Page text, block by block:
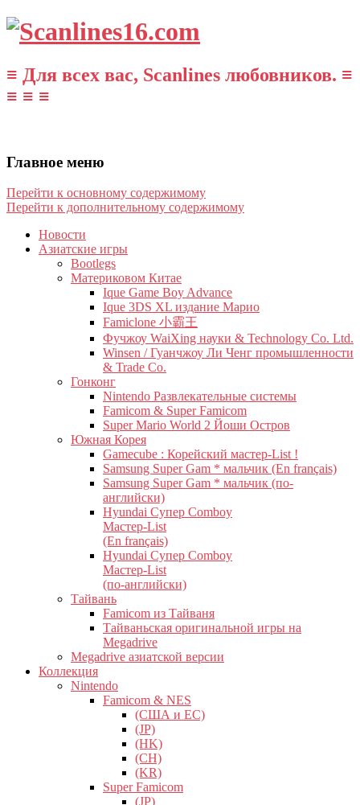
≡ Для всех вас, Scanlines любовников. ≡
≡ ≡ ≡
Главное меню
Перейти к основному содержимому
Перейти к дополнительному содержимому
Новости
Азиатские игры
Bootlegs
Материковом Китае
Ique Game Boy Advance
Ique 3DS XL издание Марио
Famiclone 小霸王
Фучжоу WaiXing науки & Technology Co. Ltd.
Winsen / Гуанчжоу Ли Ченг промышленности
& Trade Co.
Гонконг
Nintendo Развлекательные системы
Famicom & Super Famicom
Super Mario World 2 Йоши Остров
Южная Корея
Gamecube : Корейский мастер-List !
Samsung Super Gam * мальчик (En français)
Samsung Super Gam * мальчик (по-
английски)
Hyundai Супер Comboy
Мастер-List
(En français)
Hyundai Супер Comboy
Мастер-List
(по-английски)
Тайвань
Famicom из Тайваня
Тайваньская оригинальной игры на
Megadrive
Megadrive азиатской версии
Коллекция
Nintendo
Famicom & NES
(США и ЕС)
(JP)
(HK)
(CH)
(KR)
Super Famicom
(JP)